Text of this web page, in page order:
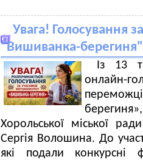
Увага! Голосування
"Вишиванка-берегиня"
Із 13
онлайн-
Хорольської міської
Сергія Волошина. До
які подали